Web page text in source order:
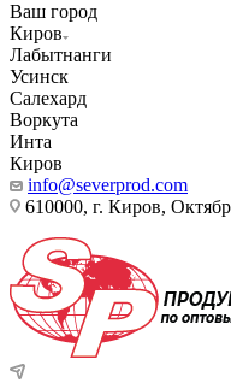
Ваш город
Киров
Лабытнанги
Усинск
Салехард
Воркута
Инта
Киров
info@severprod.com
610000, г. Киров,